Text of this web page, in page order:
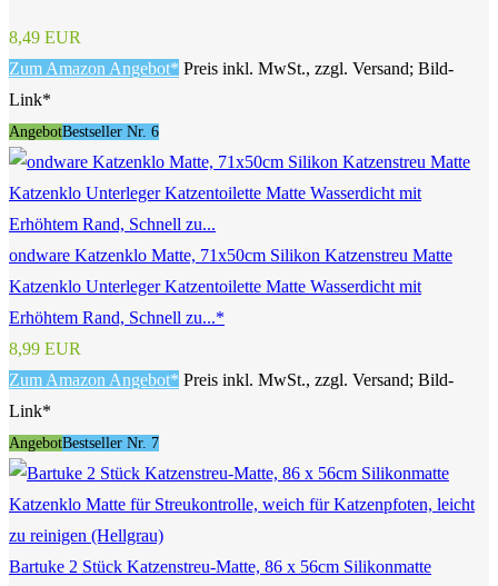
8,49 EUR
Zum Amazon Angebot* Preis inkl. MwSt., zzgl. Versand; Bild-
Link*
AngebotBestseller Nr. 6
ondware Katzenklo Matte, 71x50cm Silikon Katzenstreu Matte
Katzenklo Unterleger Katzentoilette Matte Wasserdicht mit
Erhöhtem Rand, Schnell zu...*
8,99 EUR
Zum Amazon Angebot* Preis inkl. MwSt., zzgl. Versand; Bild-
Link*
AngebotBestseller Nr. 7
Bartuke 2 Stück Katzenstreu-Matte, 86 x 56cm Silikonmatte